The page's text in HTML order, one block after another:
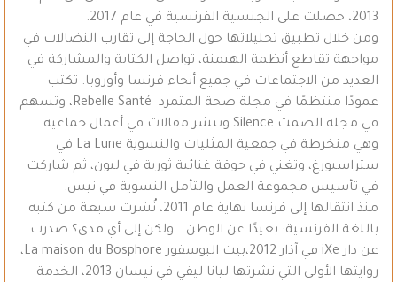
2013، حصلت على الجنسية الفرنسية في عام 2017.
ومن خلال تطبيق تحليلاتها حول الحاجة إلى تقارب النضالات في
مواجهة تقاطع أنظمة الهيمنة، تواصل الكتابة والمشاركة في
العديد من الاجتماعات في جميع أنحاء فرنسا وأوروبا. تكتب
عمودًا منتظمًا في مجلة صحة المتمرد Rebelle Santé، وتسهم
في مجلة الصمت Silence وتنشر مقالات في أعمال جماعية.
وهي منخرطة في جمعية المثليات والنسوية La Lune في
ستراسبورغ، وتغني في جوقة غنائية ثورية في ليون، ثم شاركت
في تأسيس مجموعة العمل والتأمل النسوية في نيس.
منذ انتقالها إلى فرنسا نهاية عام 2011، نُشرت سبعة من كتبه
باللغة الفرنسية: بعيدًا عن الوطن… ولكن إلى أي مدى؟ صدرت
عن دار iXe في آذار 2012،بيت البوسفور La maison du Bosphore،
روايتها الأولى التي نشرتها ليانا ليفي في نيسان 2013، الخدمة